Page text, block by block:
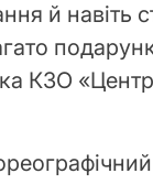
й навіть
КЗО